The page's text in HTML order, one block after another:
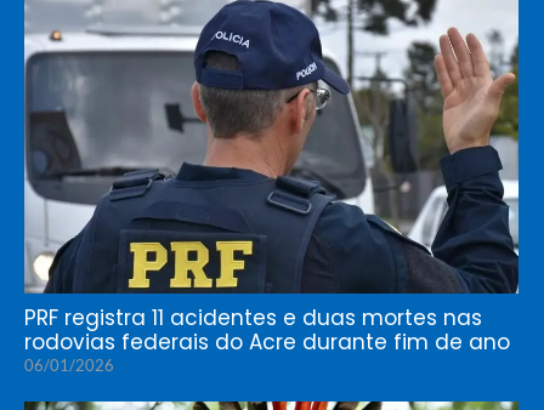
PRF registra 11 acidentes e duas mortes nas
rodovias federais do Acre durante fim de ano
06/01/2026